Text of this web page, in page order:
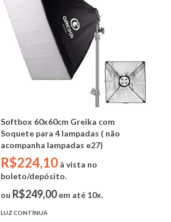
Softbox 60x60cm Greika com
Soquete para 4 lampadas ( não
acompanha lampadas e27)
R$224,10 à vista no
boleto/depósito.
ou R$249,00em até 10x.
LUZ CONTÍNUA